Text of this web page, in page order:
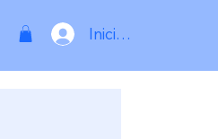
Inicia la sessió